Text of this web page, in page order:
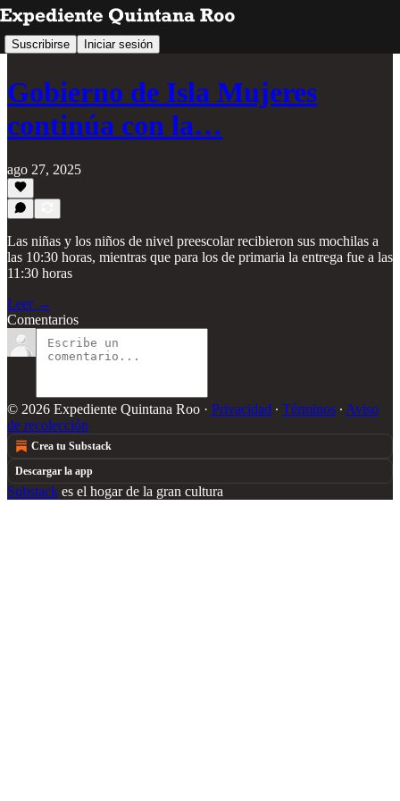
Suscribirse Iniciar sesión
Gobierno de Isla Mujeres
continúa con la…
ago 27, 2025
Las niñas y los niños de nivel preescolar recibieron sus mochilas a
las 10:30 horas, mientras que para los de primaria la entrega fue a las
11:30 horas
Leer →
Comentarios
© 2026 Expediente Quintana Roo · Privacidad ∙ Términos ∙ Aviso
de recolección
Crea tu Substack
Descargar la app
Substack es el hogar de la gran cultura